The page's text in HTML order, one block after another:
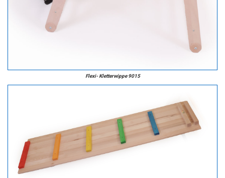
Flexi- Kletterwippe 9015